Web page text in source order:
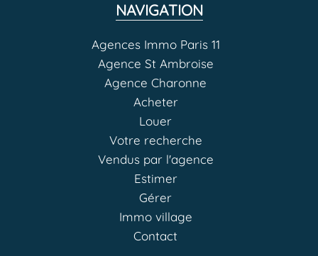
NAVIGATION
Agences Immo Paris 11
Agence St Ambroise
Agence Charonne
Acheter
Louer
Votre recherche
Vendus par l'agence
Estimer
Gérer
Immo village
Contact